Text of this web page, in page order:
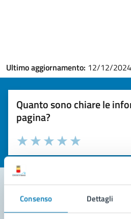
Consenso Dettagli
Ultimo aggiornamento: 12/12/
Quanto sono chiare le
pagina?
Valuta la chiarezza delle informazioni
Seleziona il numero di stelle
Valuta 5 stelle
Valuta 4 stelle su 5
Valuta 3 stelle su 5
Valuta 2 stelle su 5
Valuta 1 stelle su 5
Contatta il comune